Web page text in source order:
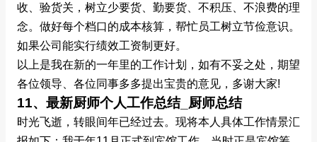
收、验货关，树立少要货、勤要货、不积压、不浪费的理
念。做好每个档口的成本核算，帮忙员工树立节俭意识。
如果公司能实行绩效工资制更好。
以上是我在新的一年里的工作计划，如有不妥之处，期望
各位领导、各位同事多多提出宝贵的意见，多谢大家!
11、最新厨师个人工作总结_厨师总结
时光飞逝，转眼间年已经过去。现将本人具体工作情景汇